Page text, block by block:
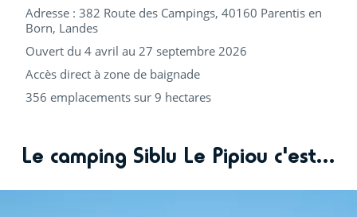
Adresse : 382 Route des Campings, 40160 Parentis en
Born, Landes
Ouvert du 4 avril au 27 septembre 2026
Accès direct à zone de baignade
356 emplacements sur 9 hectares
Le camping Siblu Le Pipiou c'est...